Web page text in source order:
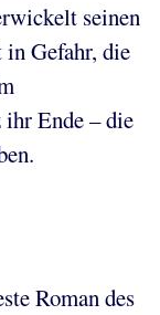
seinen
in Gefahr, die
Ende – die
Roman des